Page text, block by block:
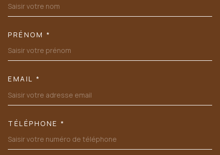
PRÉNOM *
EMAIL *
TÉLÉPHONE *